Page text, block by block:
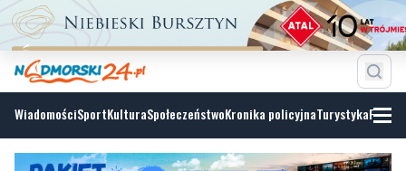
WiadomościSportKulturaSpołeczeństwoKronika policyjnaTurystyka